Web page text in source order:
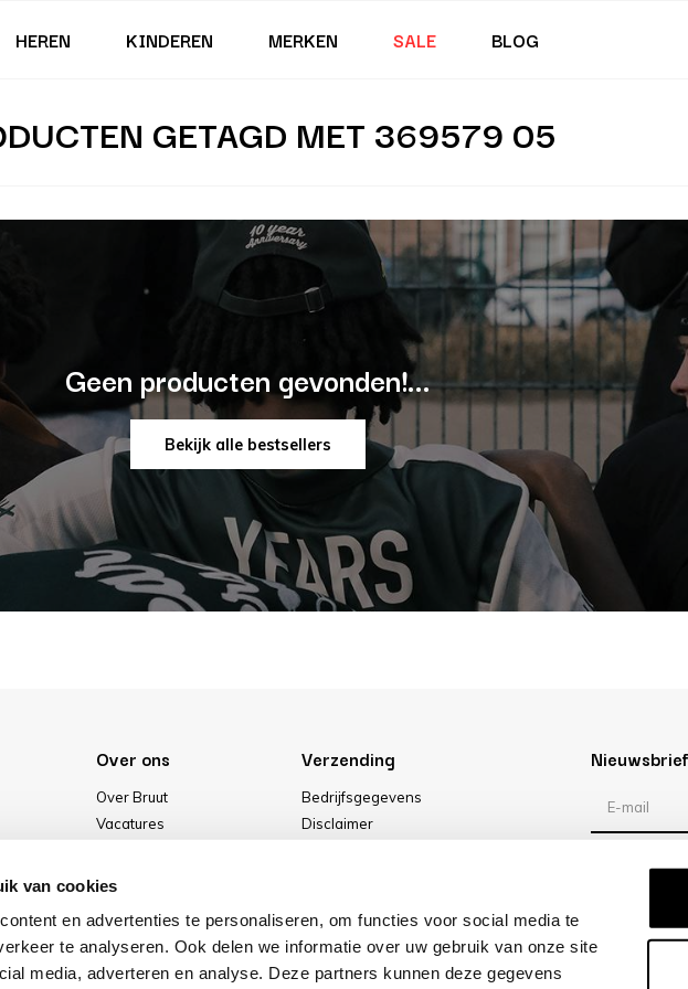
van cookies
en advertenties te personaliseren, om functies voor social media te
te analyseren. Ook delen we informatie over uw gebruik van onze site
media, adverteren en analyse. Deze partners kunnen deze gegevens
HEREN KINDEREN MERKEN SALE BLOG
GETAGD MET 369579 05
Geen producten gevonden!...
Bekijk alle bestsellers
Over ons
Over Bruut
Vacatures
Onze winkel
Verzending
Bedrijfsgegevens
Disclaimer
Nieuwsbrief
Reviews
/10 -